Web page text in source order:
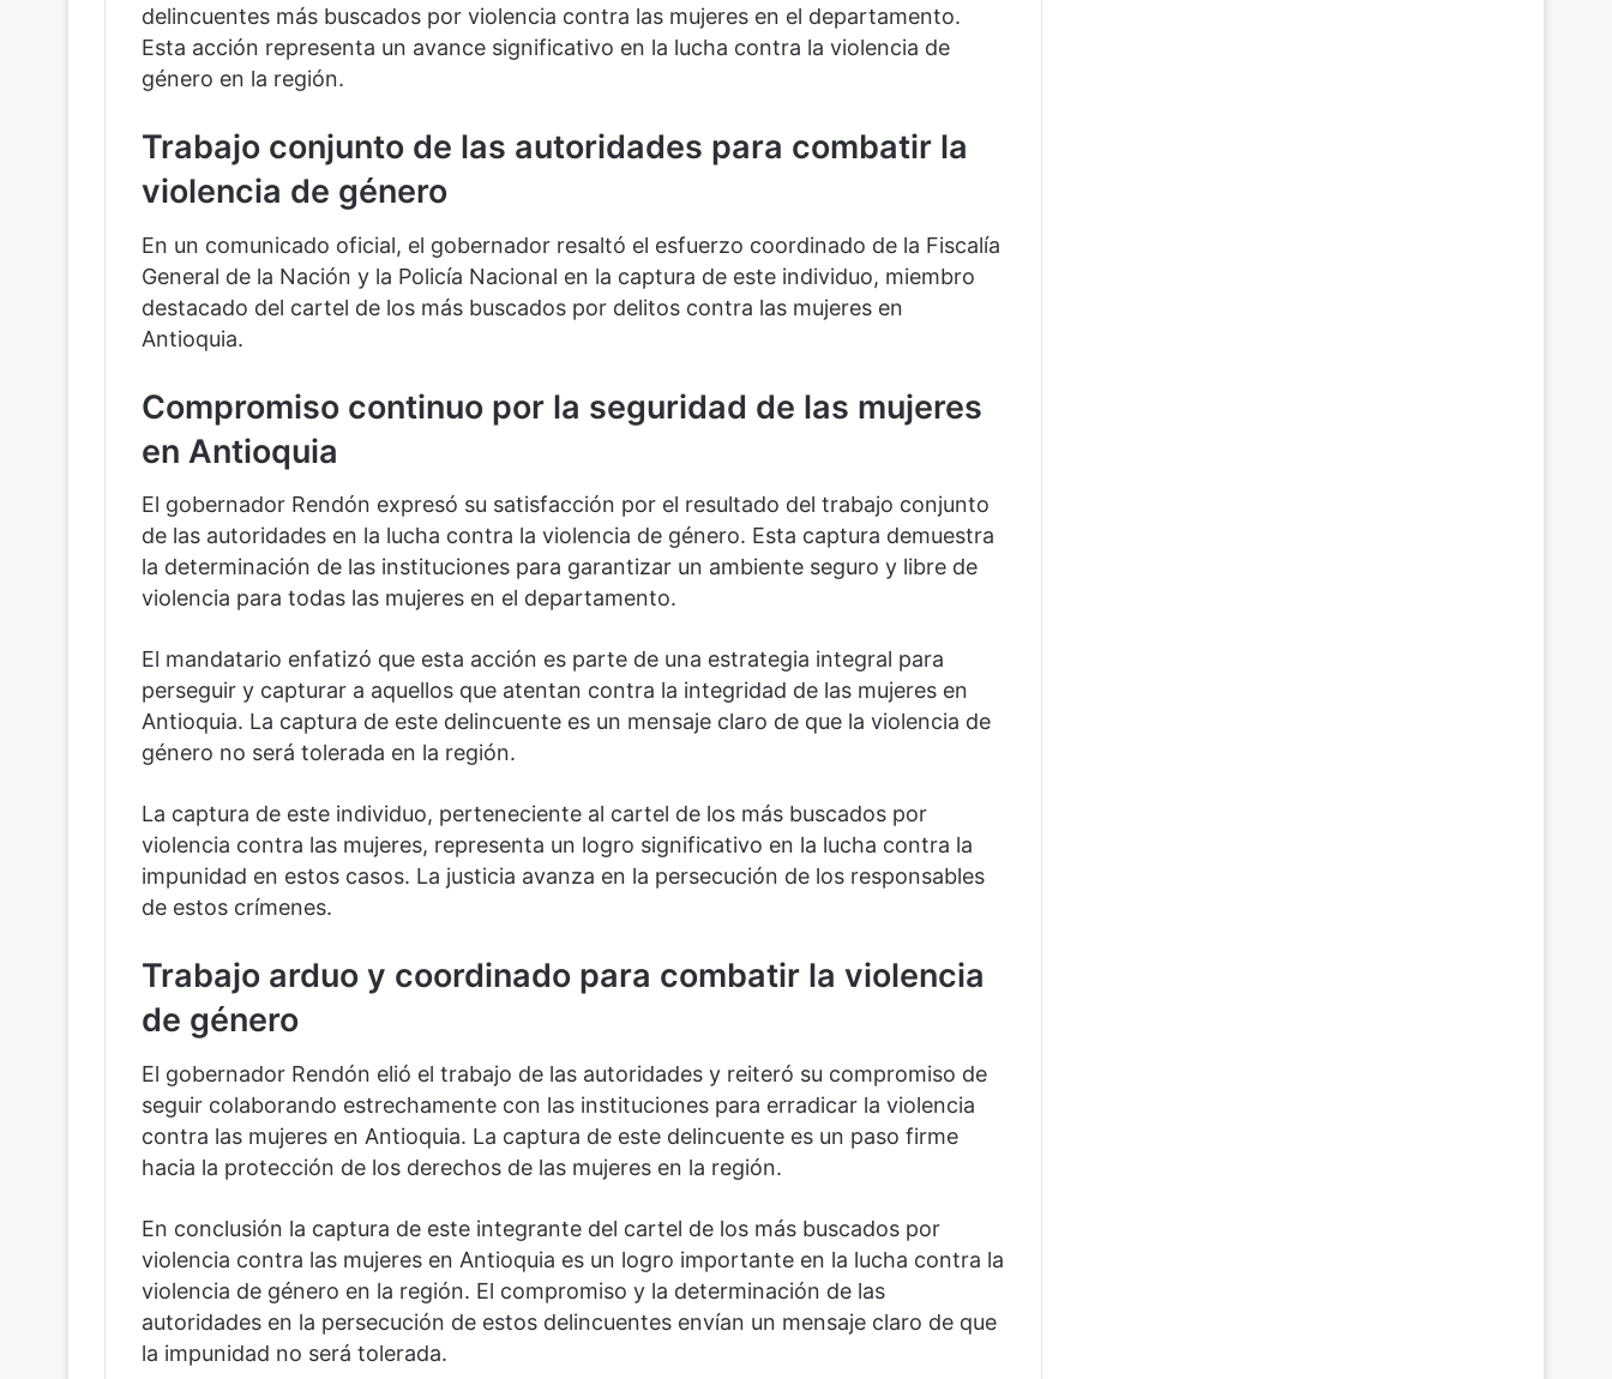
delincuentes más buscados por violencia contra las mujeres en el departamento.
Esta acción representa un avance significativo en la lucha contra la violencia de
género en la región.
Trabajo conjunto de las autoridades para combatir la
violencia de género
En un comunicado oficial, el gobernador resaltó el esfuerzo coordinado de la Fiscalía
General de la Nación y la Policía Nacional en la captura de este individuo, miembro
destacado del cartel de los más buscados por delitos contra las mujeres en
Antioquia.
Compromiso continuo por la seguridad de las mujeres
en Antioquia
El gobernador Rendón expresó su satisfacción por el resultado del trabajo conjunto
de las autoridades en la lucha contra la violencia de género. Esta captura demuestra
la determinación de las instituciones para garantizar un ambiente seguro y libre de
violencia para todas las mujeres en el departamento.
El mandatario enfatizó que esta acción es parte de una estrategia integral para
perseguir y capturar a aquellos que atentan contra la integridad de las mujeres en
Antioquia. La captura de este delincuente es un mensaje claro de que la violencia de
género no será tolerada en la región.
La captura de este individuo, perteneciente al cartel de los más buscados por
violencia contra las mujeres, representa un logro significativo en la lucha contra la
impunidad en estos casos. La justicia avanza en la persecución de los responsables
de estos crímenes.
Trabajo arduo y coordinado para combatir la violencia
de género
El gobernador Rendón elió el trabajo de las autoridades y reiteró su compromiso de
seguir colaborando estrechamente con las instituciones para erradicar la violencia
contra las mujeres en Antioquia. La captura de este delincuente es un paso firme
hacia la protección de los derechos de las mujeres en la región.
En conclusión la captura de este integrante del cartel de los más buscados por
violencia contra las mujeres en Antioquia es un logro importante en la lucha contra la
violencia de género en la región. El compromiso y la determinación de las
autoridades en la persecución de estos delincuentes envían un mensaje claro de que
la impunidad no será tolerada.